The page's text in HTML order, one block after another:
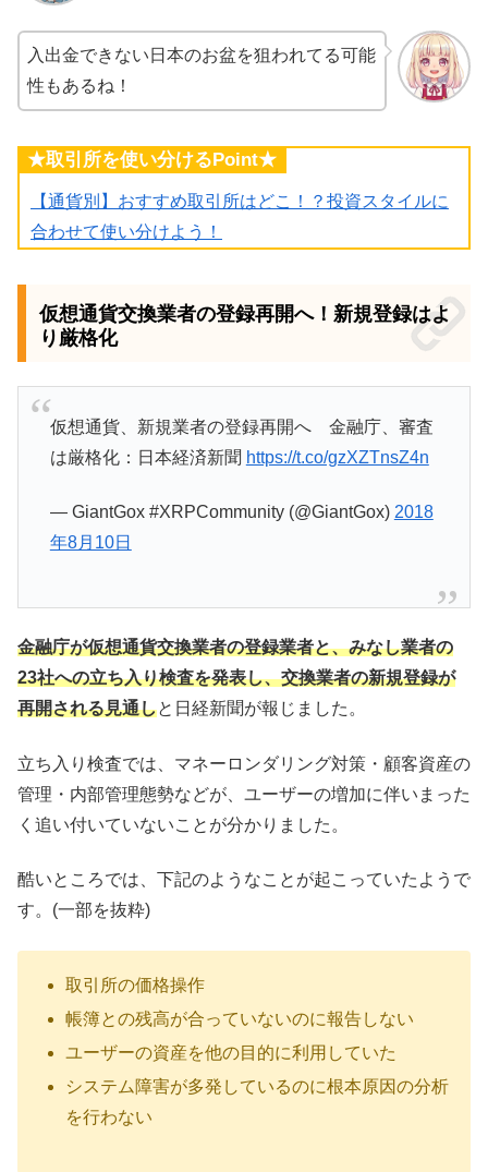
入出金できない日本のお盆を狙われてる可能
性もあるね！
★取引所を使い分けるPoint★
【通貨別】おすすめ取引所はどこ！？投資スタイルに
合わせて使い分けよう！
仮想通貨交換業者の登録再開へ！新規登録はよ
り厳格化
仮想通貨、新規業者の登録再開へ 金融庁、審査
は厳格化：日本経済新聞 https://t.co/gzXZTnsZ4n
— GiantGox #XRPCommunity (@GiantGox) 2018
年8月10日
金融庁が仮想通貨交換業者の登録業者と、みなし業者の
23社への立ち入り検査を発表し、交換業者の新規登録が
再開される見通しと日経新聞が報じました。
立ち入り検査では、マネーロンダリング対策・顧客資産の
管理・内部管理態勢などが、ユーザーの増加に伴いまった
く追い付いていないことが分かりました。
酷いところでは、下記のようなことが起こっていたようで
す。(一部を抜粋)
取引所の価格操作
帳簿との残高が合っていないのに報告しない
ユーザーの資産を他の目的に利用していた
システム障害が多発しているのに根本原因の分析
を行わない